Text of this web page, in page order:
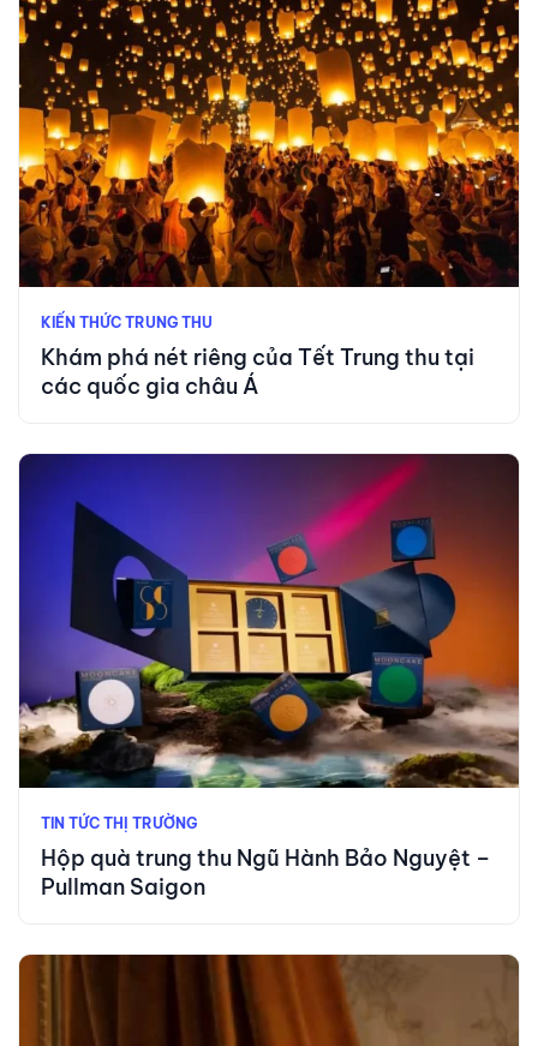
KIẾN THỨC TRUNG THU
Khám phá nét riêng của Tết Trung thu tại
các quốc gia châu Á
TIN TỨC THỊ TRƯỜNG
Hộp quà trung thu Ngũ Hành Bảo Nguyệt –
Pullman Saigon